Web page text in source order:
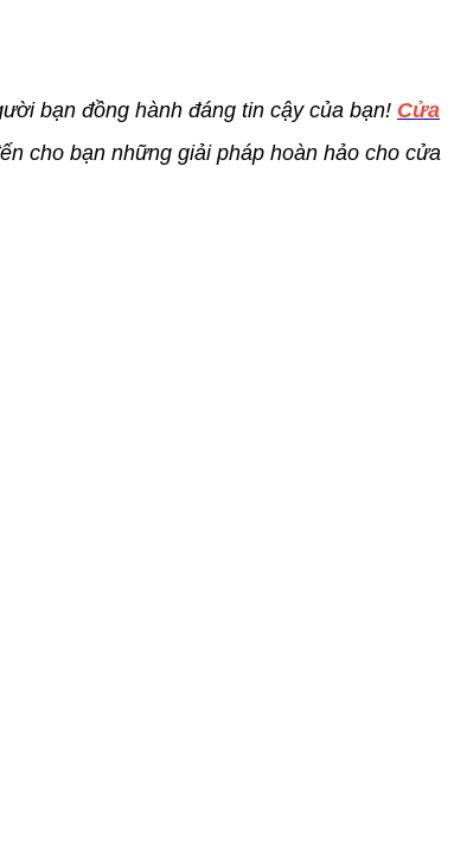
bạn đồng hành đáng tin cậy của bạn! Cửa
cho bạn những giải pháp hoàn hảo cho cửa